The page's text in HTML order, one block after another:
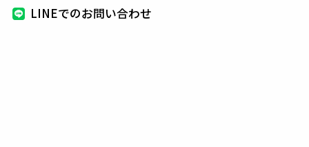
スポーツの機能美を併せ持ち
LINEでのお問い合わせ